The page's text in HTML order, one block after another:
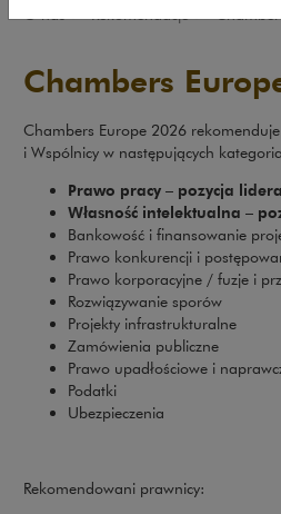
O nas> Rekomendacje>
Chambers
Chambers Europe 2026
i Wspólnicy w następujących
Prawo pracy – pozycja lidera
Własność intelektualna –
Bankowość i finansowanie
Prawo konkurencji i
Prawo korporacyjne / fuzje i
Rozwiązywanie sporów
Projekty infrastrukturalne
Zamówienia publiczne
Prawo upadłościowe i
Podatki
Ubezpieczenia
Rekomendowani prawnicy: